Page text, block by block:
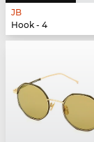
JB
Hook - 4